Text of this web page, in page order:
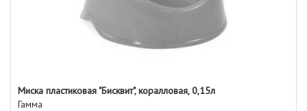
Миска пластиковая "Бисквит", коралловая, 0,15л
Гамма